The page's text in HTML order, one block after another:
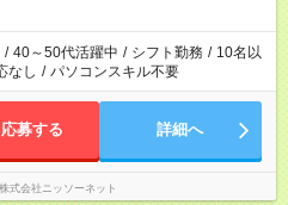
/ 40～50代活躍中 / シフト勤務 / 10名以
なし / パソコンスキル不要
応募する 詳細へ
株式会社ニッソーネット